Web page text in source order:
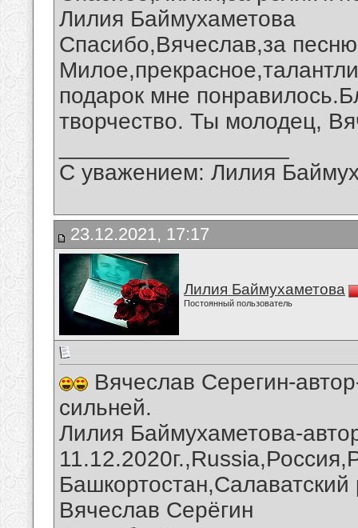
Лилия Баймухаметова
Спасибо,Вячеслав,за
подарок мне
творчество. Ты молодец,
С уважением: Лилия
23.12.2021, 17:17
Лилия Баймухаметова
Постоянный пользователь
Вячеслав Серегин-
сильней.
Лилия Баймухаметова-
Вячеслав Серёгин